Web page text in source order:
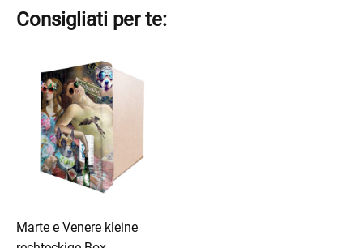
Consigliati per te:
Marte e Venere kleine